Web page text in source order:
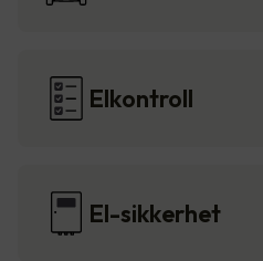
Elkontroll
El-sikkerhet